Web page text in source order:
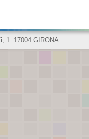
1. 17004 GIRONA